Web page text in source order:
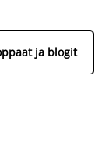
ja blogit